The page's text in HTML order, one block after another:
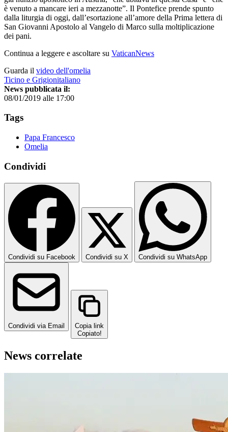
è venuto a mancare ieri a mezzanotte”. Il Pontefice prende spunto
dalla liturgia di oggi, dall’esortazione all’amore della Prima lettera di
San Giovanni Apostolo al Vangelo di Marco sulla moltiplicazione
dei pani.
Continua a leggere e ascoltare su VaticanNews
Guarda il video dell'omelia
Ticino e Grigionitaliano
News pubblicata il:
08/01/2019 alle 17:00
Tags
Papa Francesco
Omelia
Condividi
Condividi su Facebook Condividi su X Condividi su WhatsApp
Condividi via Email
Copia link
Copiato!
News correlate